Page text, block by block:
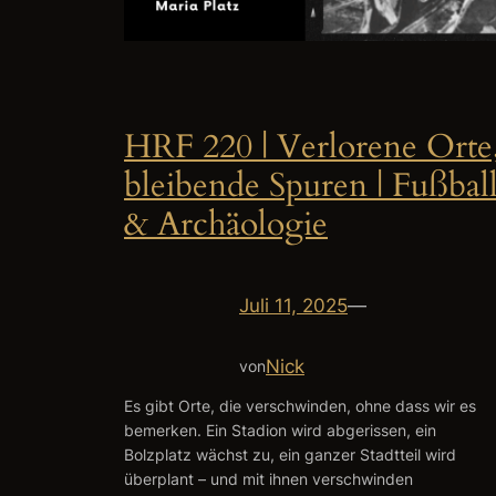
HRF 220 | Verlorene
bleibende Spuren |
& Archäologie
Juli 11, 2025—
vonNick
Es gibt Orte, die verschwinden, ohne dass wir es
bemerken. Ein Stadion wird abgerissen, ein
Bolzplatz wächst zu, ein ganzer Stadtteil wird
überplant – und mit ihnen verschwinden